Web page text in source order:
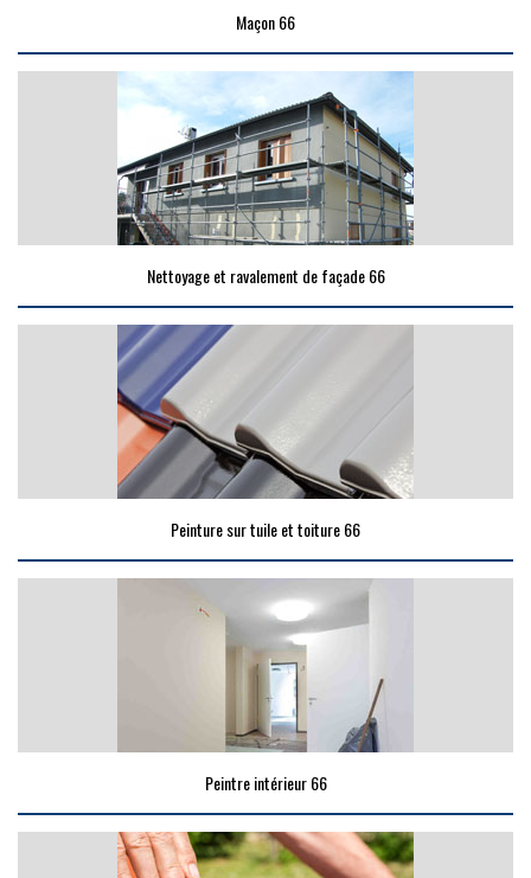
Maçon 66
Nettoyage et ravalement de façade 66
Peinture sur tuile et toiture 66
Peintre intérieur 66